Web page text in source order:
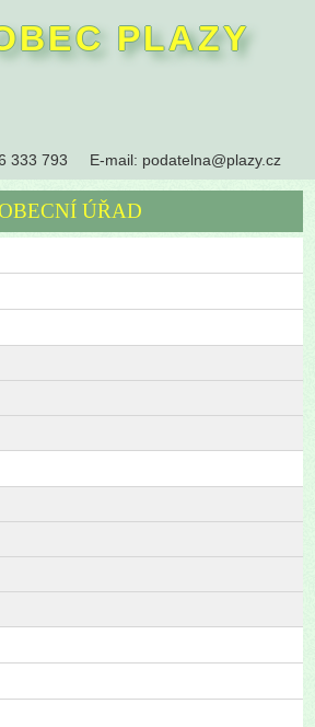
PLAZY
333 793 E-mail: podatelna@plazy.cz
ÚŘAD